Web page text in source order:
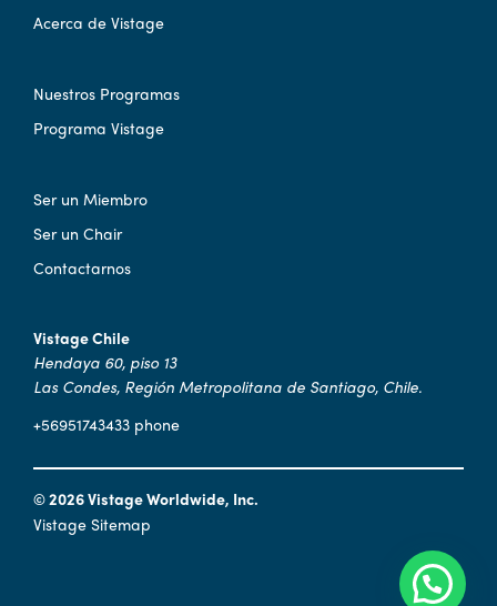
Acerca de Vistage
Nuestros Programas
Programa Vistage
Ser un Miembro
Ser un Chair
Contactarnos
Vistage Chile
Hendaya 60, piso 13
Las Condes, Región Metropolitana de Santiago, Chile.
+56951743433 phone
© 2026 Vistage Worldwide, Inc.
Vistage Sitemap